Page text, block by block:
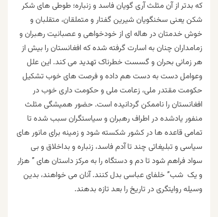
که بدتر از آن مثلث آری گویان فاسد و زنباره؛ طوطی های شکر
شکن یعنی سخنگویان شیرین گفتار و متملقان، متقلبان و
خوش خدمتان در هاله ای از خودخواهی و عصبانیت رهبران و
زمامداران چنان به اسارت گرفته شده که افغانستان را بیش از
هر زمانی بحران و گسست خطرناک تهدید می کند. این علل
وعوامل دست به دست هم داده و فرصت های خوب تشکیل
حکومت مقتدر ملی، زعامت ملی و حکومت داری خوب در
افغانستان را ناممکن گردانیده است. حضور همیشگی مثلث
منفور یادشده در اطراف رهبران و سیاستگران سبب شده تا
تمامی قاعده ها در کشور شکسته شود و زمینه برای مانور های
سیاسی و تبلیغاتی چند تا آدم فاسد، زنباره و بداخلاق و بی
سواد فراهم شود تا دم و دستگاه را به مرکز داستان های ” هزار
و یک شب” خلفای عباسی بدل کنند. آنان می خواهند، بدین
وسیله روایتگری در تاریخ را بعد تازه بدهند.